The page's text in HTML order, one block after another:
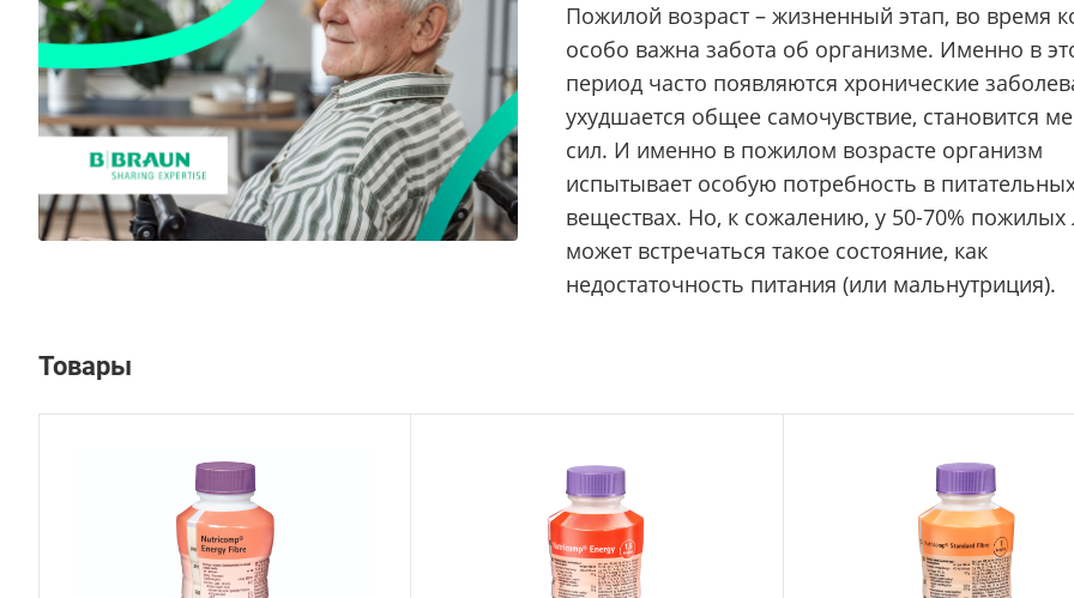
Пожилой возраст – жизненный этап, во время
особо важна забота об организме. Именно в
период часто появляются хронические
ухудшается общее самочувствие, становится
сил. И именно в пожилом возрасте организм
испытывает особую потребность в
веществах. Но, к сожалению, у 50-70%
может встречаться такое состояние, как
недостаточность питания (или мальнутриция).
Товары